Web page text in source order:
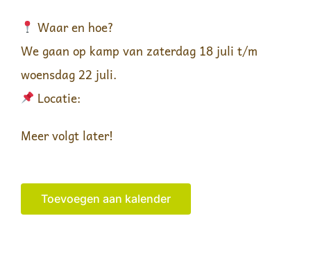
Waar en hoe?
We gaan op kamp van zaterdag 18 juli t/m
woensdag 22 juli.
Locatie:
Meer volgt later!
Toevoegen aan kalender